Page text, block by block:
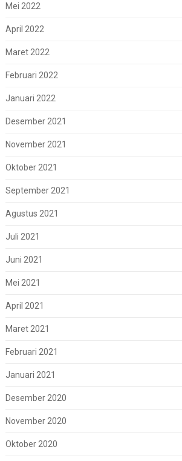
Mei 2022
April 2022
Maret 2022
Februari 2022
Januari 2022
Desember 2021
November 2021
Oktober 2021
September 2021
Agustus 2021
Juli 2021
Juni 2021
Mei 2021
April 2021
Maret 2021
Februari 2021
Januari 2021
Desember 2020
November 2020
Oktober 2020